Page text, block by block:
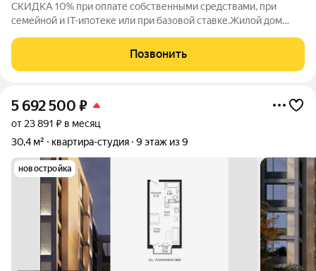
СКИДКА 10% при оплате собственными средствами, при
семейной и IT-ипотеке или при базовой ставке.Жилой дом
комфортной жизни в окружении зелени вокруг несколько
крупных парков и садов. Это 9-этажный
Позвонить
5 692 500 ₽
от 23 891 ₽ в месяц
30,4 м²
квартира-студия 9 этаж из 9
новостройка